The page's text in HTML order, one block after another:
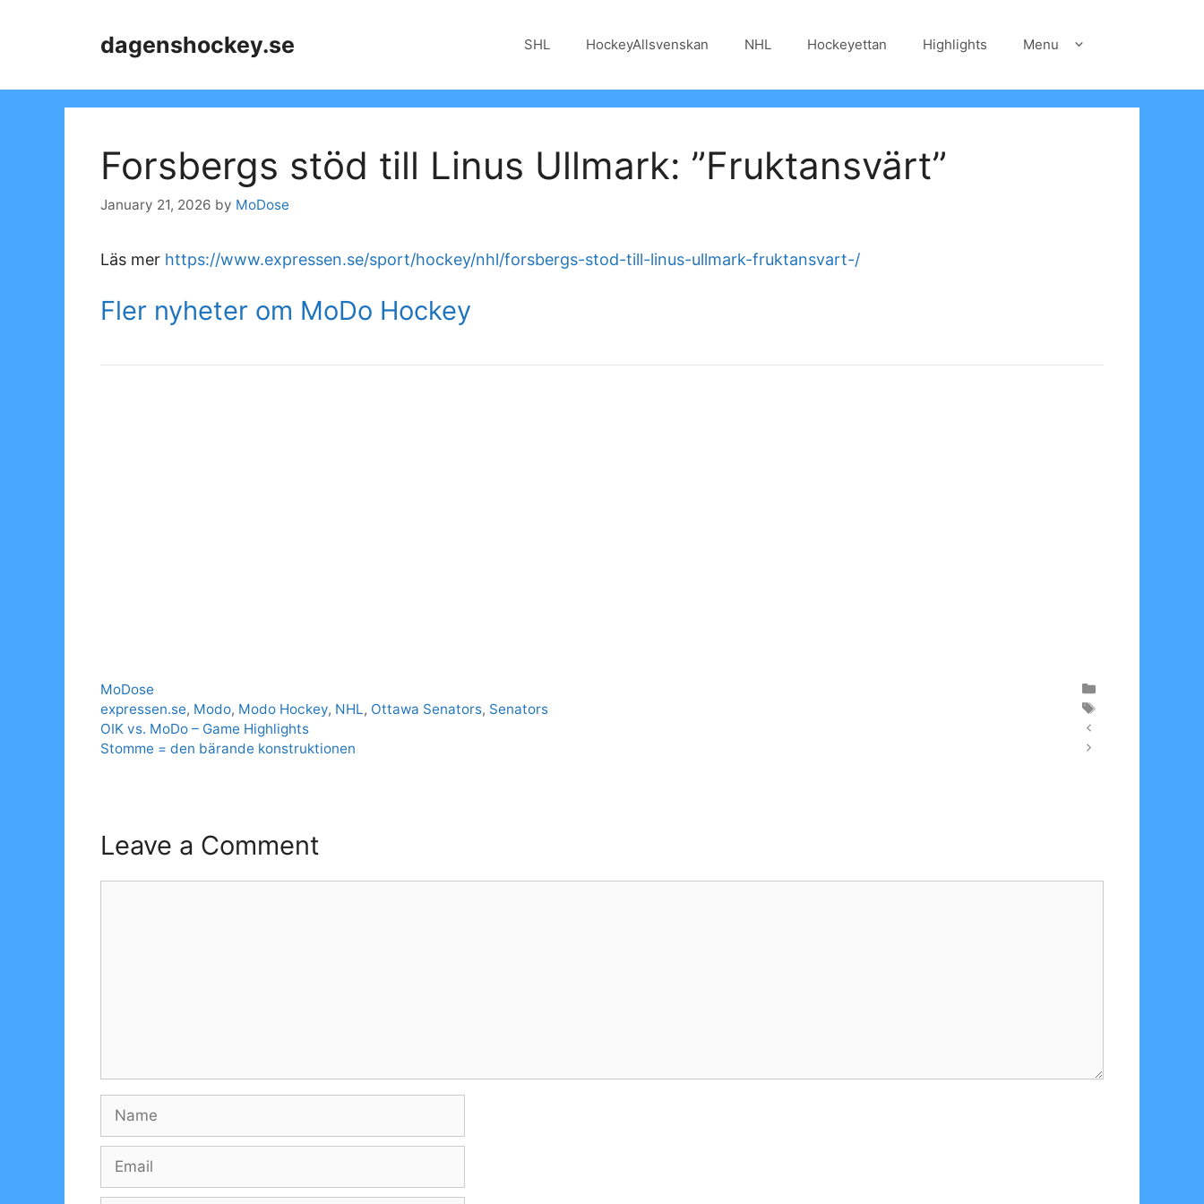
dagenshockey.se SHL HockeyAllsvenskan NHL Hockeyettan Highlights Menu
Forsbergs stöd till Linus Ullmark: ”Fruktansvärt”
January 21, 2026 by MoDose
Läs mer https://www.expressen.se/sport/hockey/nhl/forsbergs-stod-till-linus-ullmark-fruktansvart-/
Fler nyheter om MoDo Hockey
Categories
MoDose
Tags
expressen.se, Modo, Modo Hockey, NHL, Ottawa Senators, Senators
OIK vs. MoDo – Game Highlights
Stomme = den bärande konstruktionen
Leave a Comment
Name
Email